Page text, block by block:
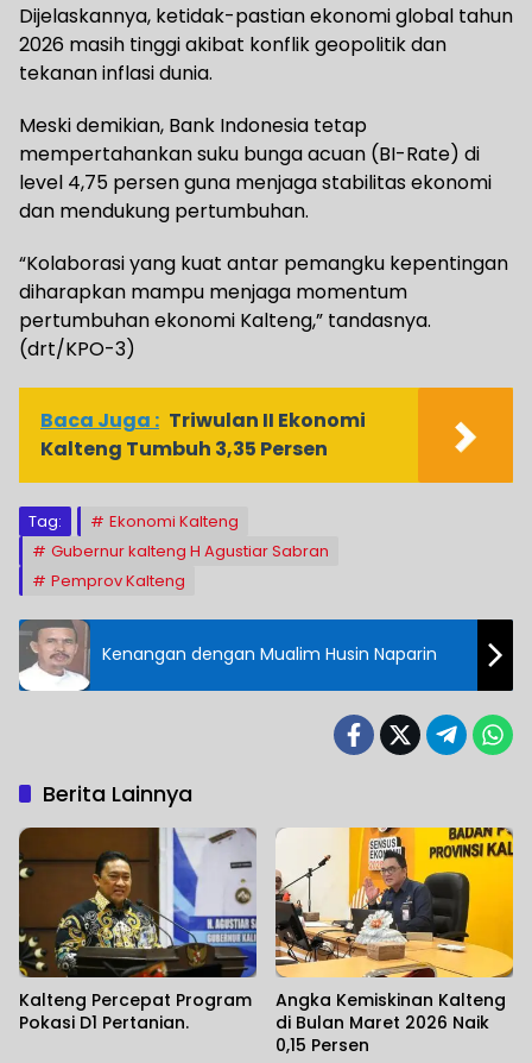
Dijelaskannya, ketidak-pastian ekonomi global tahun
2026 masih tinggi akibat konflik geopolitik dan
tekanan inflasi dunia.
Meski demikian, Bank Indonesia tetap
mempertahankan suku bunga acuan (BI-Rate) di
level 4,75 persen guna menjaga stabilitas ekonomi
dan mendukung pertumbuhan.
“Kolaborasi yang kuat antar pemangku kepentingan
diharapkan mampu menjaga momentum
pertumbuhan ekonomi Kalteng,” tandasnya.
(drt/KPO-3)
Baca Juga : Triwulan II Ekonomi
Kalteng Tumbuh 3,35 Persen
Tag:
Ekonomi Kalteng
Gubernur kalteng H Agustiar Sabran
Pemprov Kalteng
Kenangan dengan Mualim Husin Naparin
Berita Lainnya
Kalteng Percepat Program
Pokasi D1 Pertanian.
Angka Kemiskinan Kalteng
di Bulan Maret 2026 Naik
0,15 Persen